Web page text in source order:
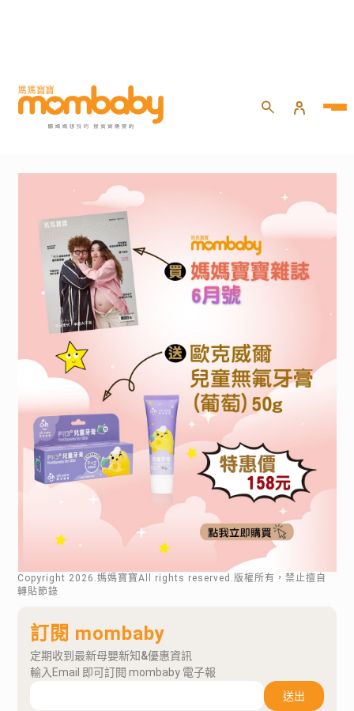
Copyright 2026 .媽媽寶寶All rights reserved.版權所有，禁止擅自
轉貼節錄
訂閱 mombaby
定期收到最新母嬰新知&優惠資訊
輸入Email 即可訂閱 mombaby 電子報
送出